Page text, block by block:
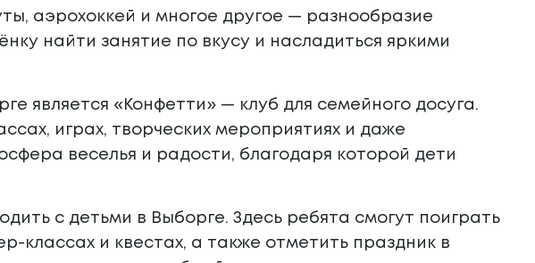
аэрохоккей и многое другое — разнообразие
найти занятие по вкусу и насладиться яркими
является «Конфетти» — клуб для семейного досуга.
играх, творческих мероприятиях и даже
веселья и радости, благодаря которой дети
с детьми в Выборге. Здесь ребята смогут поиграть
классах и квестах, а также отметить праздник в